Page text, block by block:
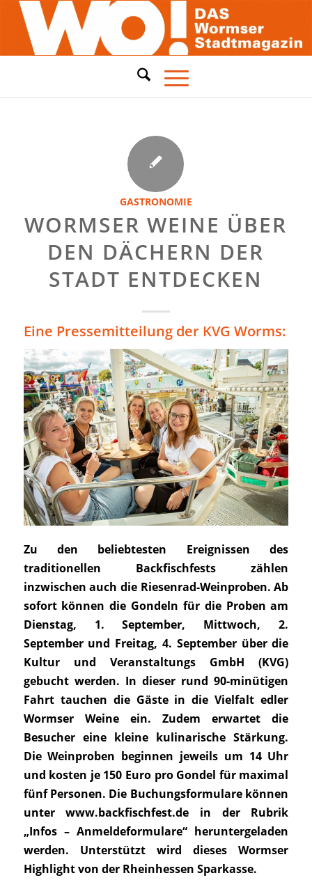
GASTRONOMIE
WORMSER WEINE ÜBER
DEN DÄCHERN DER
STADT ENTDECKEN
Eine Pressemitteilung der KVG Worms:
Zu den beliebtesten Ereignissen des
traditionellen Backfischfests zählen
inzwischen auch die Riesenrad-Weinproben. Ab
sofort können die Gondeln für die Proben am
Dienstag, 1. September, Mittwoch, 2.
September und Freitag, 4. September über die
Kultur und Veranstaltungs GmbH (KVG)
gebucht werden. In dieser rund 90-minütigen
Fahrt tauchen die Gäste in die Vielfalt edler
Wormser Weine ein. Zudem erwartet die
Besucher eine kleine kulinarische Stärkung.
Die Weinproben beginnen jeweils um 14 Uhr
und kosten je 150 Euro pro Gondel für maximal
fünf Personen. Die Buchungsformulare können
unterwww.backfischfest.de in der Rubrik
„Infos – Anmeldeformulare“ heruntergeladen
werden. Unterstützt wird dieses Wormser
Highlight von der Rheinhessen Sparkasse.